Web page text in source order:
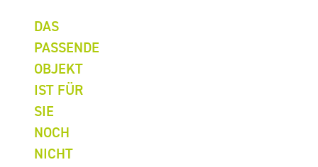
DAS
PASSENDE
OBJEKT
IST FÜR
SIE
NOCH
NICHT